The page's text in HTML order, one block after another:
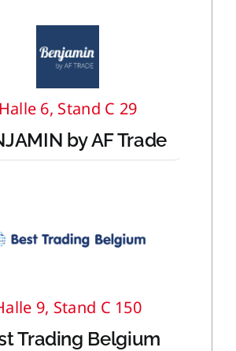
Halle 6, Stand C 29
by AF Trade
9, Stand C 150
Trading Belgium